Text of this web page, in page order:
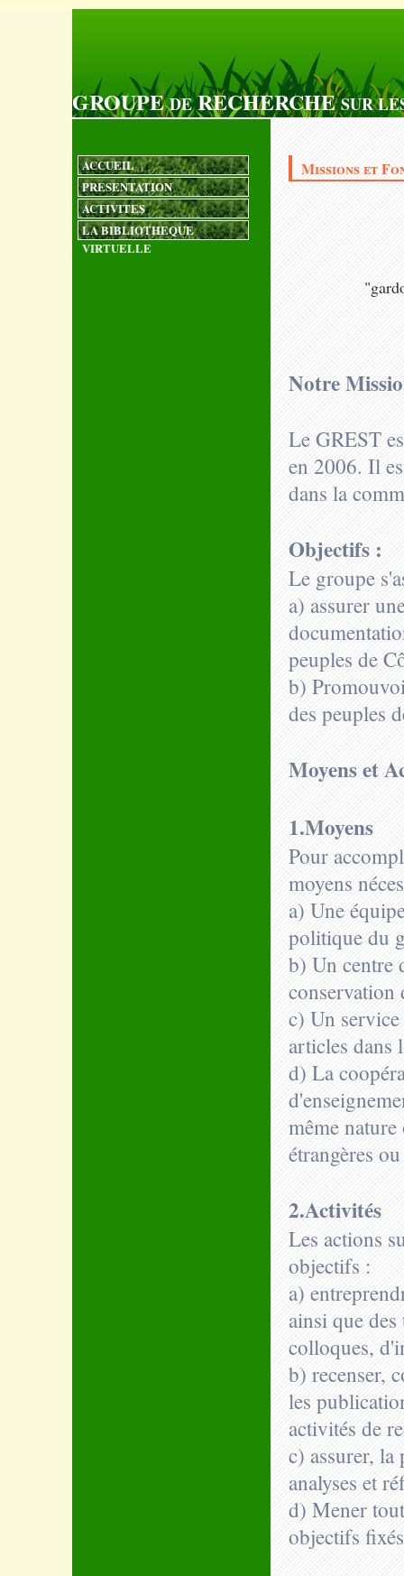
GROUPEDERECHERCHESUR
ACCUEIL
PRESENTATION
ACTIVITES
LA BIBLIOTHEQUE
VIRTUELLE
Missions et
Notre
Le GREST
en 2006. Il
dans la
Objectifs :
Le groupe
a) assurer
peuples de
b)
des peuples
Moyens et
1.Moyens
Pour
moyens
a) Une
politique du
b) Un centre
conservation
c) Un
articles dans
d) La
même
étrangères
2.Activités
Les actions
objectifs :
a)
ainsi que
colloques,
b) recenser,
les
activités de
c) assurer, la
analyses et
d) Mener
objectifs